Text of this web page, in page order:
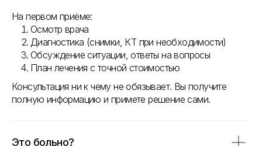
На первом приёме:
Осмотр врача
Диагностика (снимки, КТ при необходимости)
Обсуждение ситуации, ответы на вопросы
План лечения с точной стоимостью
Консультация ни к чему не обязывает. Вы получите
полную информацию и примете решение сами.
Это больно?